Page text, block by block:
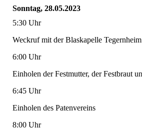
Sonntag, 28.05.2023
5:30 Uhr
Weckruf mit der Blaskapelle Tegernheim
6:00 Uhr
Einholen der Festmutter, der Festbraut
6:45 Uhr
Einholen des Patenvereins
8:00 Uhr